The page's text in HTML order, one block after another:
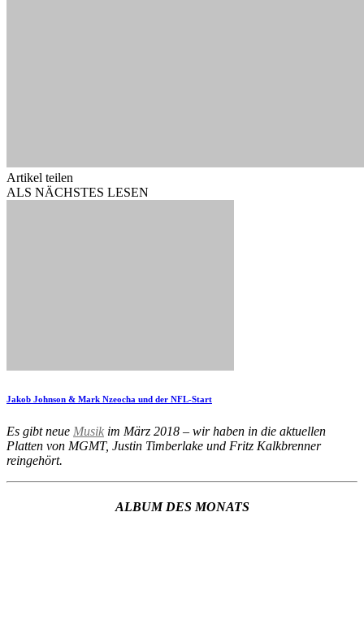
Artikel teilen
ALS NÄCHSTES LESEN
Jakob Johnson & Mark Nzeocha und der NFL-Start
Es gibt neue Musik im März 2018 – wir haben in die aktuellen
Platten von MGMT, Justin Timberlake und Fritz Kalkbrenner
reingehört.
ALBUM DES MONATS